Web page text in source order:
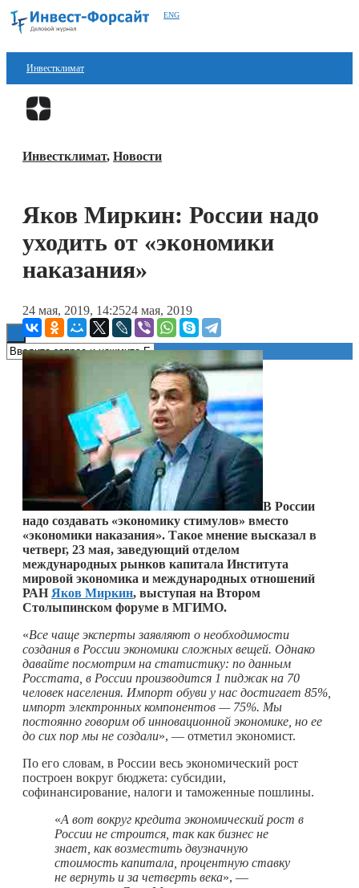
ENG
Инвестклимат
Финансы
Блокчейн
Инвестклимат, Новости
Яков Миркин: России надо
уходить от «экономики
наказания»
24 мая, 2019, 14:2524 мая, 2019
В России
надо создавать «экономику стимулов» вместо
«экономики наказания». Такое мнение высказал в
четверг, 23 мая, заведующий отделом
международных рынков капитала Института
мировой экономика и международных отношений
РАН Яков Миркин, выступая на Втором
Столыпинском форуме в МГИМО.
«Все чаще эксперты заявляют о необходимости
создания в России экономики сложных вещей. Однако
давайте посмотрим на статистику: по данным
Росстата, в России производится 1 пиджак на 70
человек населения. Импорт обуви у нас достигает 85%,
импорт электронных компонентов — 75%. Мы
постоянно говорим об инновационной экономике, но ее
до сих пор мы не создали», — отметил экономист.
По его словам, в России весь экономический рост
построен вокруг бюджета: субсидии,
софинансирование, налоги и таможенные пошлины.
«А вот вокруг кредита экономический рост в
России не строится, так как бизнес не
знает, как возместить двузначную
стоимость капитала, процентную ставку
не вернуть и за четверть века», —